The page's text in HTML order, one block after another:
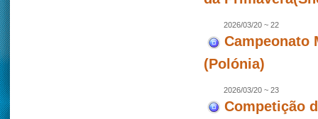
2026/03/20 ~ 22
Campeonato
(Polónia)
2026/03/20 ~ 23
Competição